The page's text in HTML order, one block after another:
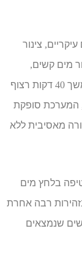
, צינור
מים קשים,
40 דקות רצוף
המערכת סופקת
מאסיבית ללא
בלחץ מים
רבה אחרת
שנמצאים